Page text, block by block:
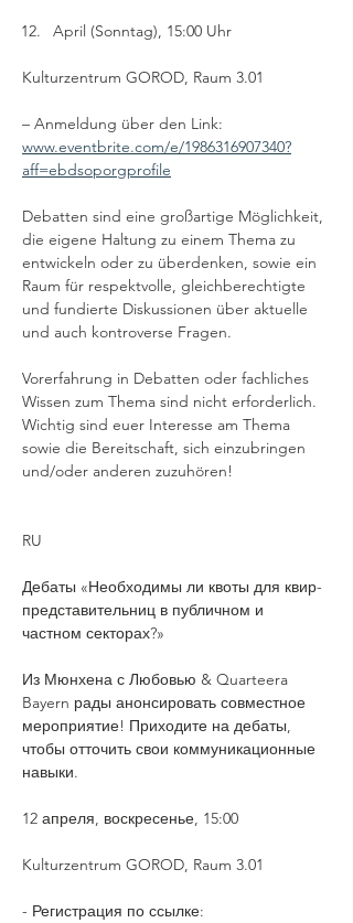
April (Sonntag), 15:00 Uhr
Kulturzentrum GOROD, Raum 3.01
– Anmeldung über den Link:
www.eventbrite.com/e/1986316907340?
aff=ebdsoporgprofile
Debatten sind eine großartige Möglichkeit,
die eigene Haltung zu einem Thema zu
entwickeln oder zu überdenken, sowie ein
Raum für respektvolle, gleichberechtigte
und fundierte Diskussionen über aktuelle
und auch kontroverse Fragen.
Vorerfahrung in Debatten oder fachliches
Wissen zum Thema sind nicht erforderlich.
Wichtig sind euer Interesse am Thema
sowie die Bereitschaft, sich einzubringen
und/oder anderen zuzuhören!
RU
Дебаты «Необходимы ли квоты для квир-
представительниц в публичном и
частном секторах?»
Из Мюнхена с Любовью & Quarteera
Bayern рады анонсировать совместное
мероприятие! Приходите на дебаты,
чтобы отточить свои коммуникационные
навыки.
12 апреля, воскресенье, 15:00
Kulturzentrum GOROD, Raum 3.01
- Регистрация по ссылке: